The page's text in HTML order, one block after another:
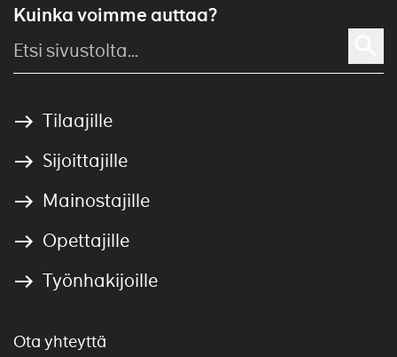
Kuinka voimme auttaa?
Tilaajille
Sijoittajille
Mainostajille
Opettajille
Työnhakijoille
Ota yhteyttä